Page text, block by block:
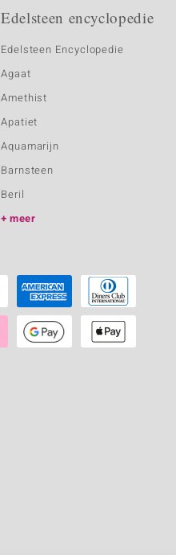
Edelsteen encyclopedie
Edelsteen Encyclopedie
Agaat
Amethist
Apatiet
Aquamarijn
Barnsteen
Beril
meer